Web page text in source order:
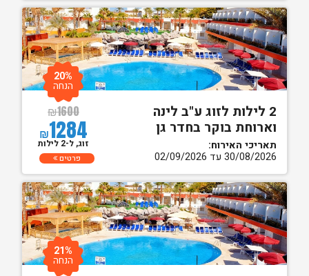
2 לילות לזוג ע"ב לינה
וארוחת בוקר בחדר גן
תאריכי האירוח:
30/08/2026 עד 02/09/2026
₪1600
₪1284
20%
הנחה
זוג, ל-2 לילות
פרטים
21%
הנחה